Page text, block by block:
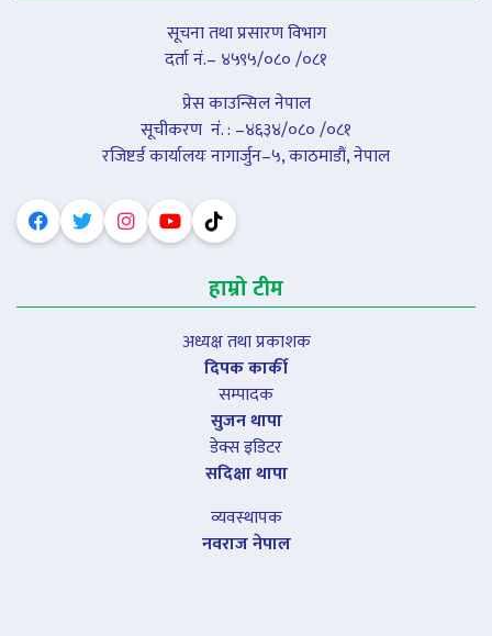
सूचना तथा प्रसारण विभाग
दर्ता नं.– ४५९५/०८० /०८१
प्रेस काउन्सिल नेपाल
सूचीकरण नंं. : –४६३४/०८० /०८१
रजिष्टर्ड कार्यालयः नागार्जुन–५, काठमाडौं, नेपाल
हाम्रो टीम
अध्यक्ष तथा प्रकाशक
दिपक कार्की
सम्पादक
सुजन थापा
डेक्स इडिटर
सदिक्षा थापा
व्यवस्थापक
नवराज नेपाल